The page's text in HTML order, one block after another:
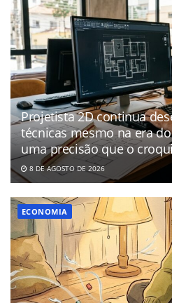
Projetista 2D continua
técnicas mesmo na era
uma precisão que o
8 DE AGOSTO DE 2026
ECONOMIA